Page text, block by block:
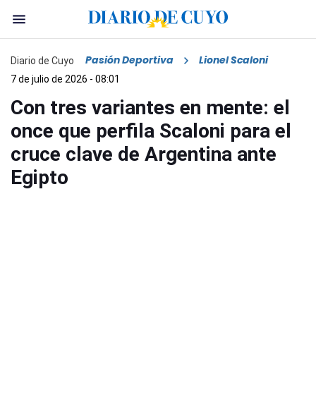
Diario de Cuyo Pasión Deportiva Lionel Scaloni
7 de julio de 2026 - 08:01
Con tres variantes en mente: el
once que perfila Scaloni para el
cruce clave de Argentina ante
Egipto